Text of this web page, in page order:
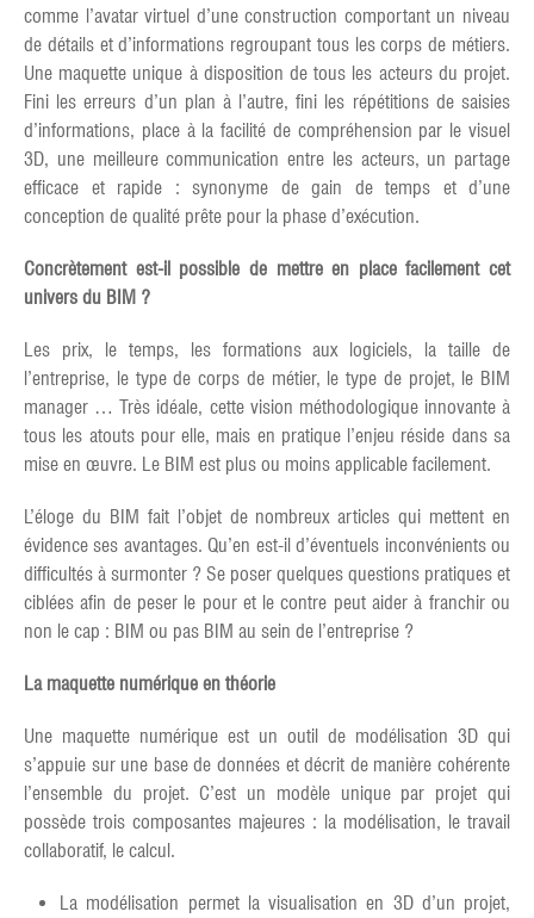
comme l’avatar virtuel d’une construction comportant un niveau
de détails et d’informations regroupant tous les corps de métiers.
Une maquette unique à disposition de tous les acteurs du projet.
Fini les erreurs d’un plan à l’autre, fini les répétitions de saisies
d’informations, place à la facilité de compréhension par le visuel
3D, une meilleure communication entre les acteurs, un partage
efficace et rapide : synonyme de gain de temps et d’une
conception de qualité prête pour la phase d’exécution.
Concrètement est-il possible de mettre en place facilement cet
univers du BIM ?
Les prix, le temps, les formations aux logiciels, la taille de
l’entreprise, le type de corps de métier, le type de projet, le BIM
manager … Très idéale, cette vision méthodologique innovante à
tous les atouts pour elle, mais en pratique l’enjeu réside dans sa
mise en œuvre. Le BIM est plus ou moins applicable facilement.
L’éloge du BIM fait l’objet de nombreux articles qui mettent en
évidence ses avantages. Qu’en est-il d’éventuels inconvénients ou
difficultés à surmonter ? Se poser quelques questions pratiques et
ciblées afin de peser le pour et le contre peut aider à franchir ou
non le cap : BIM ou pas BIM au sein de l’entreprise ?
La maquette numérique en théorie
Une maquette numérique est un outil de modélisation 3D qui
s’appuie sur une base de données et décrit de manière cohérente
l’ensemble du projet. C’est un modèle unique par projet qui
possède trois composantes majeures : la modélisation, le travail
collaboratif, le calcul.
La modélisation permet la visualisation en 3D d’un projet,